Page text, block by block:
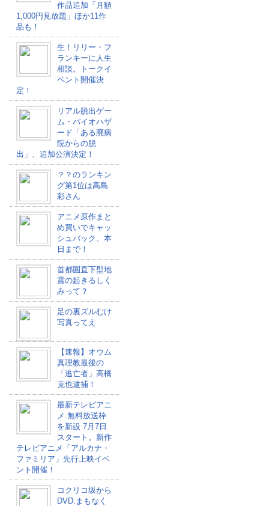
作品追加「月額
1,000円見放題」ほか11作
品も！
生！リリー・フ
ランキーに人生
相談。トークイ
ベント開催決
定！
リアル脱出ゲー
ム・バイオハザ
ード「ある廃病
院からの脱
出」、追加公演決定！
？？のランキン
グ第1位は高島
彩さん
アニメ原作まと
め買いでキャッ
シュバック、本
日まで！
首都圏直下型地
震の起きるしく
みって？
足の裏ズルむけ
写真ってえ
【速報】オウム
真理教最後の
「逃亡者」高橋
克也逮捕！
最新テレビアニ
メ.無料放送枠
を新設 7月7日
スタート。新作
テレビアニメ「アルカナ・
ファミリア」先行上映イベ
ント開催！
コクリコ坂から
DVD.まもなく